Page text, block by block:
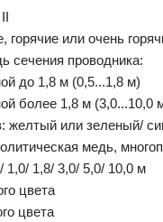
или очень
сечения проводника:
до 1,8 м (0,5...1,8 м)
более 1,8 м (3,0...10,0
желтый или зеленый/
медь,
1,0/ 1,8/ 3,0/ 5,0/ 10,0 м
цвета
цвета